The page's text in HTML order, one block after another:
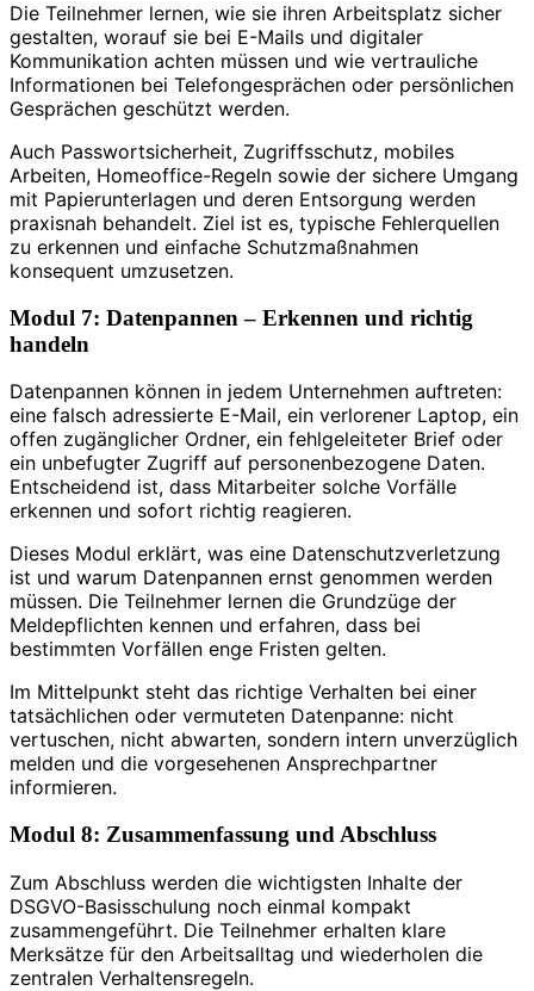
Die Teilnehmer lernen, wie sie ihren Arbeitsplatz sicher
gestalten, worauf sie bei E-Mails und digitaler
Kommunikation achten müssen und wie vertrauliche
Informationen bei Telefongesprächen oder persönlichen
Gesprächen geschützt werden.
Auch Passwortsicherheit, Zugriffsschutz, mobiles
Arbeiten, Homeoffice-Regeln sowie der sichere Umgang
mit Papierunterlagen und deren Entsorgung werden
praxisnah behandelt. Ziel ist es, typische Fehlerquellen
zu erkennen und einfache Schutzmaßnahmen
konsequent umzusetzen.
Modul 7: Datenpannen – Erkennen und richtig
handeln
Datenpannen können in jedem Unternehmen auftreten:
eine falsch adressierte E-Mail, ein verlorener Laptop, ein
offen zugänglicher Ordner, ein fehlgeleiteter Brief oder
ein unbefugter Zugriff auf personenbezogene Daten.
Entscheidend ist, dass Mitarbeiter solche Vorfälle
erkennen und sofort richtig reagieren.
Dieses Modul erklärt, was eine Datenschutzverletzung
ist und warum Datenpannen ernst genommen werden
müssen. Die Teilnehmer lernen die Grundzüge der
Meldepflichten kennen und erfahren, dass bei
bestimmten Vorfällen enge Fristen gelten.
Im Mittelpunkt steht das richtige Verhalten bei einer
tatsächlichen oder vermuteten Datenpanne: nicht
vertuschen, nicht abwarten, sondern intern unverzüglich
melden und die vorgesehenen Ansprechpartner
informieren.
Modul 8: Zusammenfassung und Abschluss
Zum Abschluss werden die wichtigsten Inhalte der
DSGVO-Basisschulung noch einmal kompakt
zusammengeführt. Die Teilnehmer erhalten klare
Merksätze für den Arbeitsalltag und wiederholen die
zentralen Verhaltensregeln.